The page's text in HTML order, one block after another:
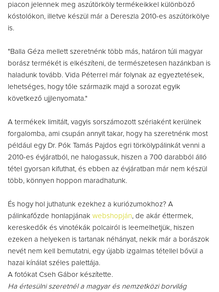
piacon jelennek meg aszútörköly termékeikkel különböző
kóstolókon, illetve készül már a Dereszla 2010-es aszútörkölye
is.
"Balla Géza mellett szeretnénk több más, határon túli magyar
borász termékét is elkészíteni, de természetesen hazánkban is
haladunk tovább. Vida Péterrel már folynak az egyeztetések,
lehetséges, hogy tőle származik majd a sorozat egyik
következő ujjlenyomata."
A termékek limitált, vagyis sorszámozott szériaként kerülnek
forgalomba, ami csupán annyit takar, hogy ha szeretnénk most
például egy Dr. Pók Tamás Pajdos egri törkölypálinkát venni a
2010-es évjáratból, ne halogassuk, hiszen a 700 darabból álló
tétel gyorsan kifuthat, és ebben az évjáratban már nem készül
több, könnyen hoppon maradhatunk.
És hogy hol juthatunk ezekhez a kuriózumokhoz? A
pálinkafőzde honlapjának webshopján, de akár éttermek,
kereskedők és vinotékák polcairól is leemelhetjük, hiszen
ezeken a helyeken is tartanak néhányat, nekik már a borászok
nevét nem kell bemutatni, egy újabb izgalmas tétellel bővül a
hazai kínálat széles palettája.
A fotókat Cseh Gábor készítette.
Ha értesülni szeretnél a magyar és nemzetközi borvilág